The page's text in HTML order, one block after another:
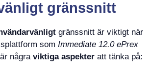
gränssnitt
gränssnitt är viktigt när
som Immediate 12.0 ePrex
några viktiga aspekter att tänka på: